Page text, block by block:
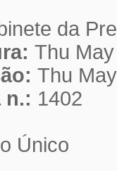
da
Thu
Thu
n.: 1402
Único